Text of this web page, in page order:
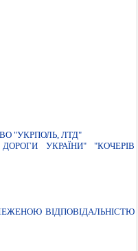
"УКРПОЛЬ, ЛТД"
УКРАЇНИ" "КОЧЕРIВ
ВІДПОВІДАЛЬНІСТЮ